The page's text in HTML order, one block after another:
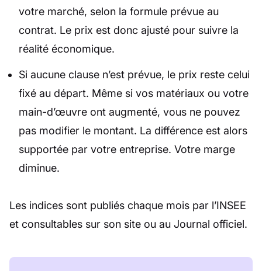
votre marché, selon la formule prévue au
contrat. Le prix est donc ajusté pour suivre la
réalité économique.
Si aucune clause n’est prévue, le prix reste celui
fixé au départ. Même si vos matériaux ou votre
main-d’œuvre ont augmenté, vous ne pouvez
pas modifier le montant. La différence est alors
supportée par votre entreprise. Votre marge
diminue.
Les indices sont publiés chaque mois par l’INSEE
et consultables sur son site ou au Journal officiel.